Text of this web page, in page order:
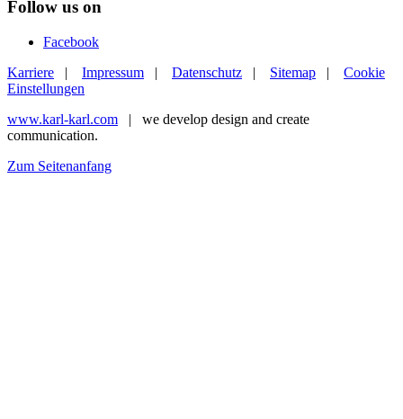
Follow us on
Facebook
Karriere | Impressum | Datenschutz | Sitemap | Cookie
Einstellungen
www.karl-karl.com | we develop design and create
communication.
Zum Seitenanfang